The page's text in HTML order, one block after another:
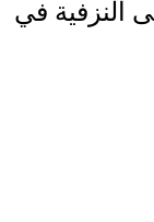
النزفية في